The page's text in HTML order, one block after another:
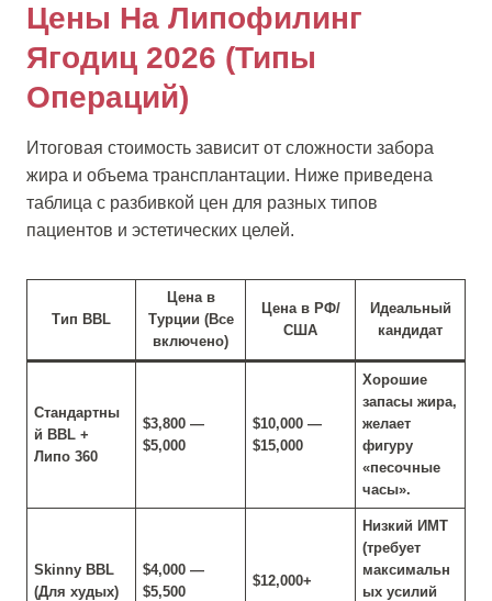
Цены На Липофилинг
Ягодиц 2026 (Типы
Операций)
Итоговая стоимость зависит от сложности забора
жира и объема трансплантации. Ниже приведена
таблица с разбивкой цен для разных типов
пациентов и эстетических целей.
Тип BBL
Цена в
Турции (Все
включено)
Цена в РФ/
США
Идеальный
кандидат
Стандартны
й BBL +
Липо 360
$3,800 —
$5,000
$10,000 —
$15,000
Хорошие
запасы жира,
желает
фигуру
«песочные
часы».
Skinny BBL
(Для худых)
$4,000 —
$5,500
$12,000+
Низкий ИМТ
(требует
максимальн
ых усилий